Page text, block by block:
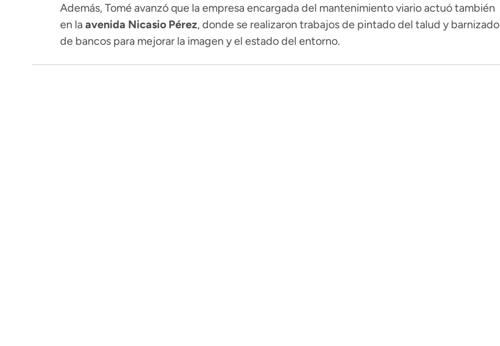
Además, Tomé avanzó que la empresa encargada del mantenimiento viario actuó también
en laavenida Nicasio Pérez, donde se realizaron trabajos de pintado del talud y barnizado
de bancos para mejorar la imagen y el estado del entorno.